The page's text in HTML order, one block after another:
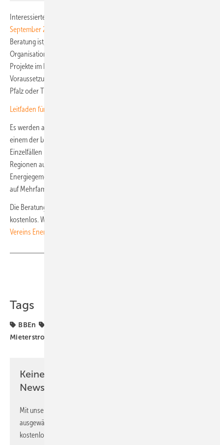
Interessierte Energiegemeinschaften können sich noch
September 2025 bewerben
Beratung ist, dass die Energiegemeinschaft eine auf Dauer angelegte
Organisation auf Mitgliederbasis ist und das Ziel verfolgt, gemeinsam
Projekte im Bereich erneuerbare Energien umzusetzen. Eine wichtige
Voraussetzung ist, dass die Gemeinschaften ihren Sitz in Rheinland-
Pfalz oder Thüringen haben.
Leitfaden für gemeinschaftliche Solaranlagen veröffentlicht
Es werden aber auch Energiegemeinschaften berücksichtigt, die in
einem der beiden Länder bereits Projekte realisiert haben. In
Einzelfällen können auch Energiegemeinschaften aus angrenzenden
Regionen aufgenommen werden. Zudem müssen die
Energiegemeinschaften explizit das Geschäftsfeld der Photovoltaik
auf Mehrfamilienhäusern weiterentwickeln wollen.
Die Beratung ist für die ausgewählten Energiegemeinschaften
kostenlos. Weitere Informationen finden Sie auf der
Vereins Energiewende jetzt
Tags
BBEn
Mieterstrom
Keine Zeit? Kein Problem mit dem PV
Newsletter!
Mit unserem Newsletter erhalten Sie regelmäßig von uns
ausgewählte Informationen und Neuigkeiten, gebündelt und
kostenlos direkt ins Postfach.